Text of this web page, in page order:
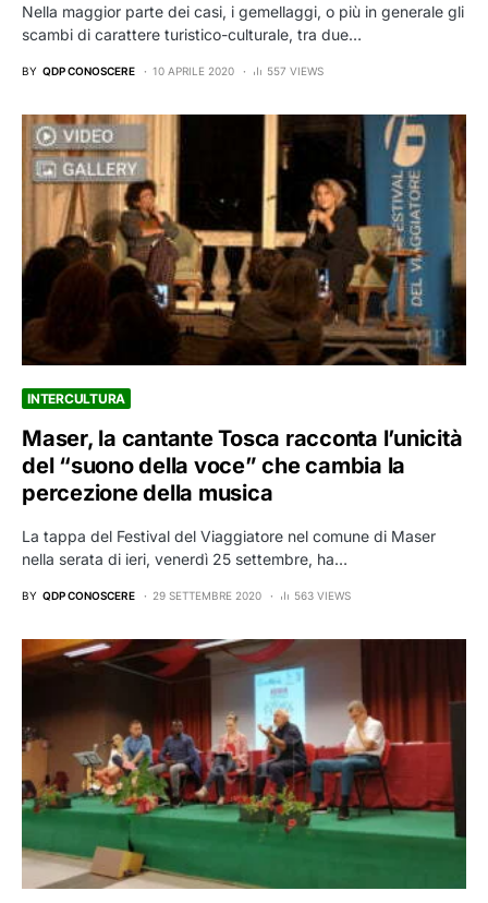
Nella maggior parte dei casi, i gemellaggi, o più in generale gli
scambi di carattere turistico-culturale, tra due…
BY QDP CONOSCERE 10 APRILE 2020 557 VIEWS
INTERCULTURA
Maser, la cantante Tosca racconta l’unicità
del “suono della voce” che cambia la
percezione della musica
La tappa del Festival del Viaggiatore nel comune di Maser
nella serata di ieri, venerdì 25 settembre, ha…
BY QDP CONOSCERE 29 SETTEMBRE 2020 563 VIEWS